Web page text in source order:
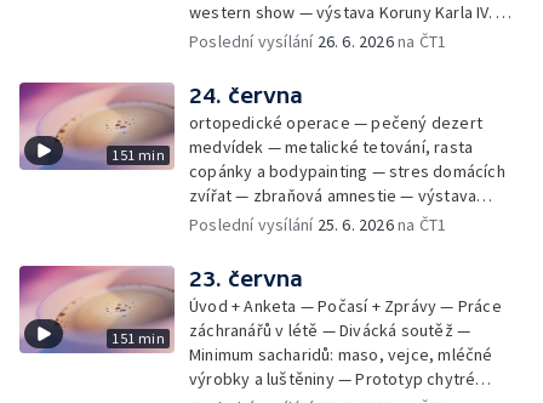
western show — výstava Koruny Karla IV. —
mladý lezecký fenomén Josef Šindel
Poslední vysílání 26. 6. 2026na ČT1
151 min
24. června
ortopedické operace — pečený dezert
medvídek — metalické tetování, rasta
copánky a bodypainting — stres domácích
zvířat — zbraňová amnestie — výstava
mikrofotografií rostlin — fenomenální
Poslední vysílání 25. 6. 2026na ČT1
151 min
23. června
Úvod + Anketa — Počasí + Zprávy — Práce
záchranářů v létě — Divácká soutěž —
Minimum sacharidů: maso, vejce, mléčné
výrobky a luštěniny — Prototyp chytré